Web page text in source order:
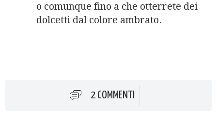
o comunque fino a che otterrete dei
dolcetti dal colore ambrato.
2 COMMENTI